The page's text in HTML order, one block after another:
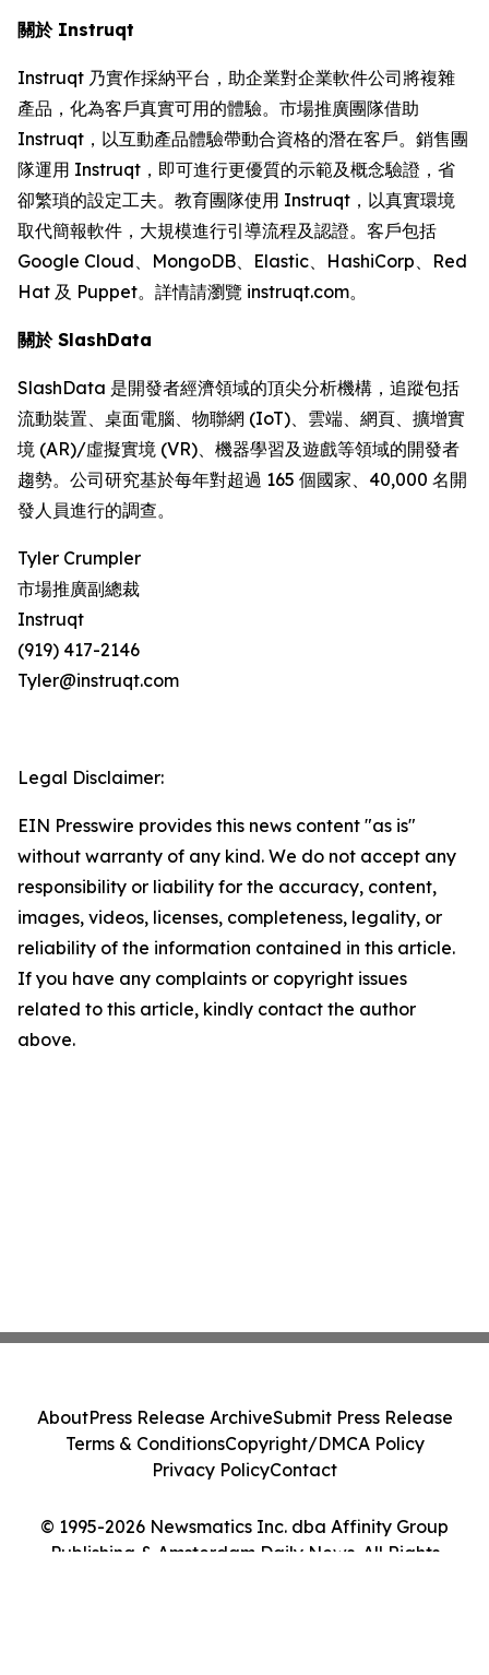
關於 Instruqt
Instruqt 乃實作採納平台，助企業對企業軟件公司將複雜
產品，化為客戶真實可用的體驗。市場推廣團隊借助
Instruqt，以互動產品體驗帶動合資格的潛在客戶。銷售團
隊運用 Instruqt，即可進行更優質的示範及概念驗證，省
卻繁瑣的設定工夫。教育團隊使用 Instruqt，以真實環境
取代簡報軟件，大規模進行引導流程及認證。客戶包括
Google Cloud、MongoDB、Elastic、HashiCorp、Red
Hat 及 Puppet。詳情請瀏覽 instruqt.com。
關於 SlashData
SlashData 是開發者經濟領域的頂尖分析機構，追蹤包括
流動裝置、桌面電腦、物聯網 (IoT)、雲端、網頁、擴增實
境 (AR)/虛擬實境 (VR)、機器學習及遊戲等領域的開發者
趨勢。公司研究基於每年對超過 165 個國家、40,000 名開
發人員進行的調查。
Tyler Crumpler
市場推廣副總裁
Instruqt
(919) 417-2146
Tyler@instruqt.com
Legal Disclaimer:
EIN Presswire provides this news content "as is"
without warranty of any kind. We do not accept any
responsibility or liability for the accuracy, content,
images, videos, licenses, completeness, legality, or
reliability of the information contained in this article.
If you have any complaints or copyright issues
related to this article, kindly contact the author
above.
© 1995-2026 Newsmatics Inc. dba Affinity Group
Publishing & Amsterdam Daily News. All Rights
AboutPress Release ArchiveSubmit Press Release
Terms & ConditionsCopyright/DMCA Policy
Privacy PolicyContact